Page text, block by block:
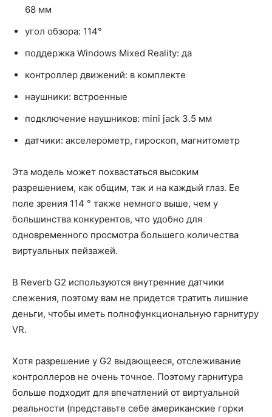
68 мм
угол обзора: 114°
поддержка Windows Mixed Reality: да
контроллер движений: в комплекте
наушники: встроенные
подключение наушников: mini jack 3.5 мм
датчики: акселерометр, гироскоп, магнитометр
Эта модель может похвастаться высоким
разрешением, как общим, так и на каждый глаз. Ее
поле зрения 114 ° также немного выше, чем у
большинства конкурентов, что удобно для
одновременного просмотра большего количества
виртуальных пейзажей.
В Reverb G2 используются внутренние датчики
слежения, поэтому вам не придется тратить лишние
деньги, чтобы иметь полнофункциональную гарнитуру
VR.
Хотя разрешение у G2 выдающееся, отслеживание
контроллеров не очень точное. Поэтому гарнитура
больше подходит для впечатлений от виртуальной
реальности (представьте себе американские горки